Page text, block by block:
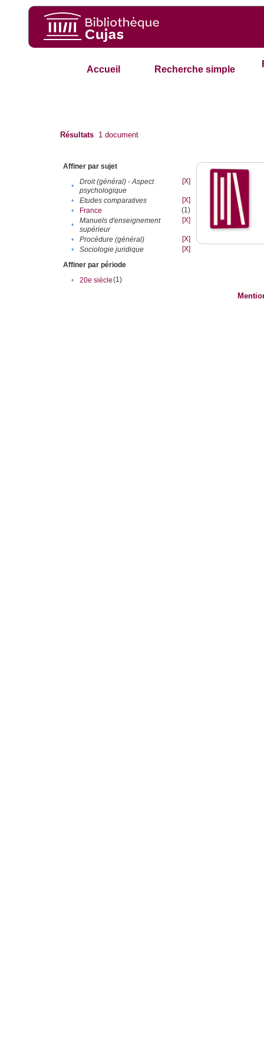
Accueil Recherche simple
Résultats 1 document
Affiner par sujet
•
Droit (général) - Aspect
psychologique
[X]
• Etudes comparatives
[X]
•
France
(1)
•
Manuels d'enseignement
supérieur
[X]
• Procédure (général)
[X]
•
Sociologie juridique
[X]
Affiner par période
•
20e siècle(1)